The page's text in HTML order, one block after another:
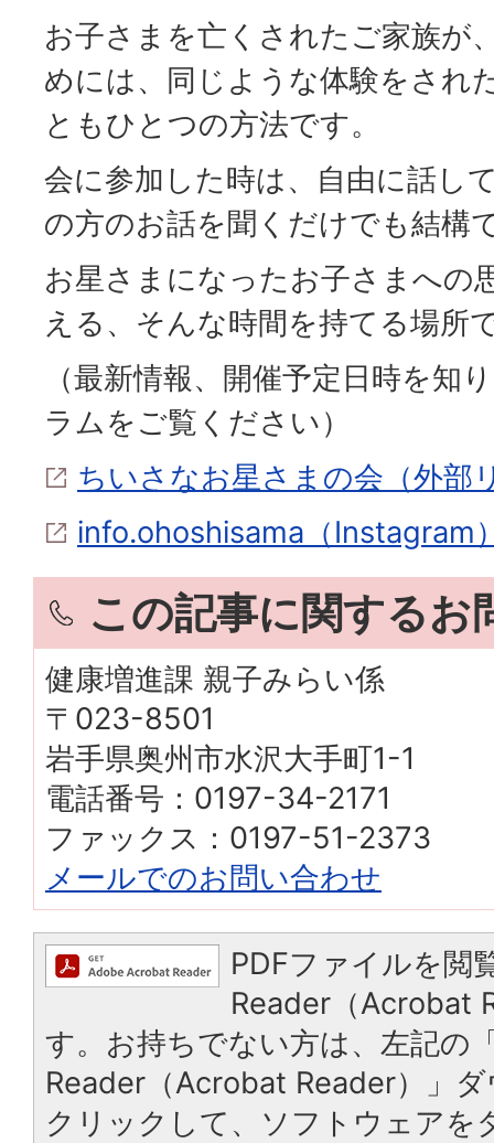
お子さまを亡くされたご家族が
めには、同じような体験をされ
ともひとつの方法です。
会に参加した時は、自由に話し
の方のお話を聞くだけでも結構
お星さまになったお子さまへの
える、そんな時間を持てる場所
（最新情報、開催予定日時を知
ラムをご覧ください）
ちいさなお星さまの会（外部
info.ohoshisama（Instagram
この記事に関するお
健康増進課 親子みらい係
〒023-8501
岩手県奥州市水沢大手町1-1
電話番号：0197-34-2171
ファックス：0197-51-2373
メールでのお問い合わせ
PDFファイルを閲
Reader（Acrobat
す。お持ちでない方は、左記の
Reader（Acrobat Reader）」
クリックして、ソフトウェアを